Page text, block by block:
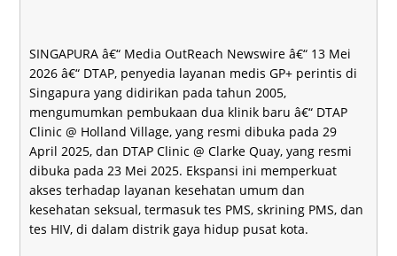
SINGAPURA â€“ Media OutReach Newswire â€“ 13 Mei
2026 â€“ DTAP, penyedia layanan medis GP+ perintis di
Singapura yang didirikan pada tahun 2005,
mengumumkan pembukaan dua klinik baru â€“ DTAP
Clinic @ Holland Village, yang resmi dibuka pada 29
April 2025, dan DTAP Clinic @ Clarke Quay, yang resmi
dibuka pada 23 Mei 2025. Ekspansi ini memperkuat
akses terhadap layanan kesehatan umum dan
kesehatan seksual, termasuk tes PMS, skrining PMS, dan
tes HIV, di dalam distrik gaya hidup pusat kota.